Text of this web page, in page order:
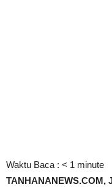
Waktu Baca : < 1 minute
TANHANANEWS.COM,